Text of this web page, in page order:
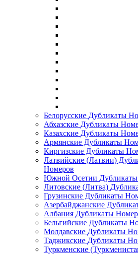
Белорусские Дубликаты
Абхазские Дубликаты
Казахские Дубликаты
Армянские Дубликаты
Киргизские Дубликаты
Латвийские (Латвии)
Номеров
Южной Осетии
Литовские (Литва)
Грузинские Дубликаты
Азербайджанские
Албания Дубликаты
Бельгийские Дубликаты
Молдавские Дубликаты
Таджикские Дубликаты
Туркменские